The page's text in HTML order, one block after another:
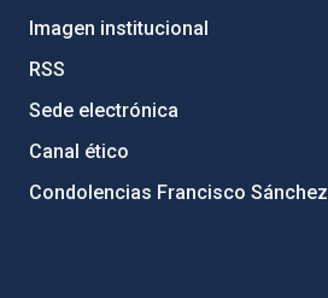
Imagen institucional
RSS
Sede electrónica
Canal ético
Condolencias Francisco Sánchez